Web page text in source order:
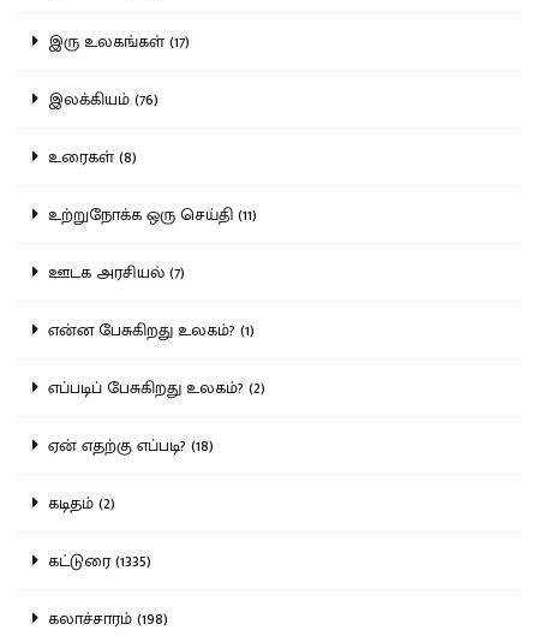
இரு உலகங்கள் (17)
இலக்கியம் (76)
உரைகள் (8)
உற்றுநோக்க ஒரு செய்தி (11)
ஊடக அரசியல் (7)
என்ன பேசுகிறது உலகம்? (1)
எப்படிப் பேசுகிறது உலகம்? (2)
ஏன் எதற்கு எப்படி? (18)
கடிதம் (2)
கட்டுரை (1335)
கலாச்சாரம் (198)